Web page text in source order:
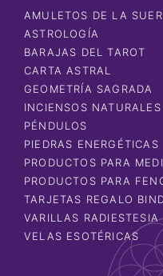
AMULETOS DE LA
ASTROLOGÍA
BARAJAS DEL TAROT
CARTA ASTRAL
GEOMETRÍA SAGRADA
INCIENSOS NATURALES
PÉNDULOS
PIEDRAS ENERGÉTICAS
PRODUCTOS PARA
PRODUCTOS PARA
TARJETAS REGALO
VARILLAS RADIESTESIA
VELAS ESOTÉRICAS